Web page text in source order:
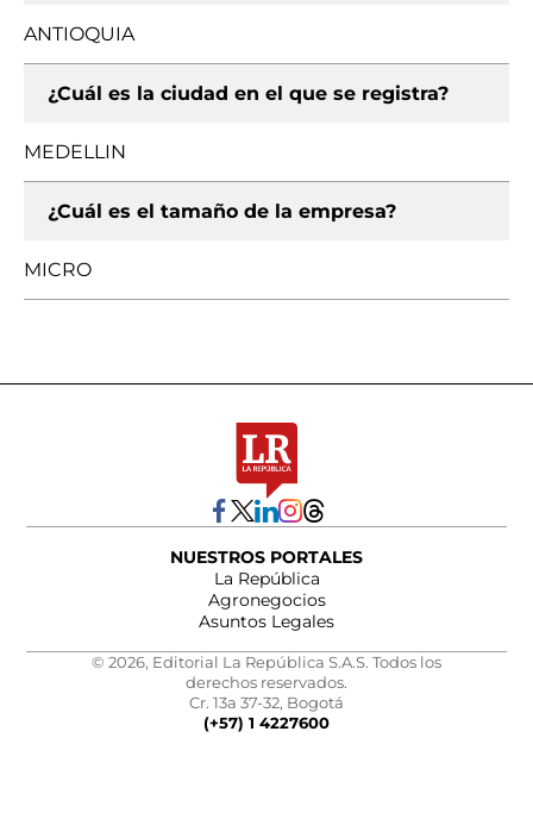
ANTIOQUIA
¿Cuál es la ciudad en el que se registra?
MEDELLIN
¿Cuál es el tamaño de la empresa?
MICRO
NUESTROS PORTALES
La República
Agronegocios
Asuntos Legales
© 2026, Editorial La República S.A.S. Todos los
derechos reservados.
Cr. 13a 37-32, Bogotá
(+57) 1 4227600